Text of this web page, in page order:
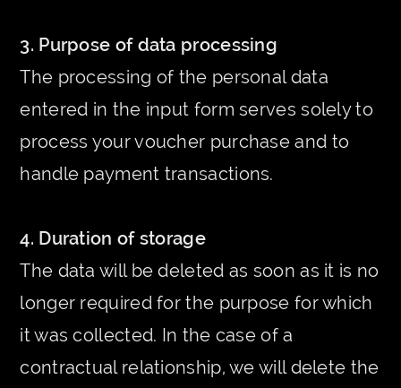
3. Purpose of data processing
The processing of the personal data
entered in the input form serves solely to
process your voucher purchase and to
handle payment transactions.
4. Duration of storage
The data will be deleted as soon as it is no
longer required for the purpose for which
it was collected. In the case of a
contractual relationship, we will delete the